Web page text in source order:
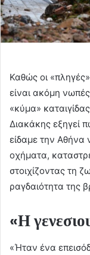
Καθώς οι
είναι ακόμη
«κύμα»
Διακάκης εξηγεί
είδαμε την Αθήνα
οχήματα,
στοιχίζοντας τη
ραγδαιότητα της
«Η
«Ήταν ένα